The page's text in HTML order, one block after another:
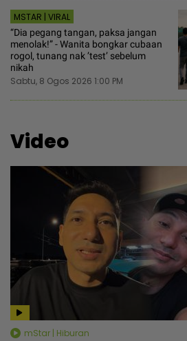
MSTAR | VIRAL
“Dia pegang tangan, paksa jangan
menolak!” - Wanita bongkar cubaan
rogol, tunang nak ’test’ sebelum
nikah
Sabtu, 8 Ogos 2026 1:00 PM
Video
mStar | Hiburan